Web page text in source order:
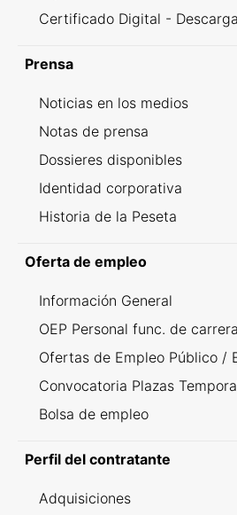
Certificado Digital -
Prensa
Noticias en los medios
Notas de prensa
Dossieres disponibles
Identidad corporativa
Historia de la Peseta
Oferta de empleo
Información General
OEP Personal func. de
Ofertas de Empleo Público /
Convocatoria Plazas
Bolsa de empleo
Perfil del contratante
Adquisiciones